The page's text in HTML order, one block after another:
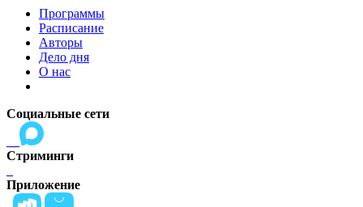
Программы
Расписание
Авторы
Дело дня
О нас
Социальные сети
Стриминги
Приложение